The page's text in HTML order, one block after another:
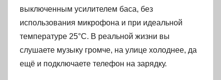
выключенным усилителем баса, без
использования микрофона и при идеальной
температуре 25°C. В реальной жизни вы
слушаете музыку громче, на улице холоднее, да
ещё и подключаете телефон на зарядку.